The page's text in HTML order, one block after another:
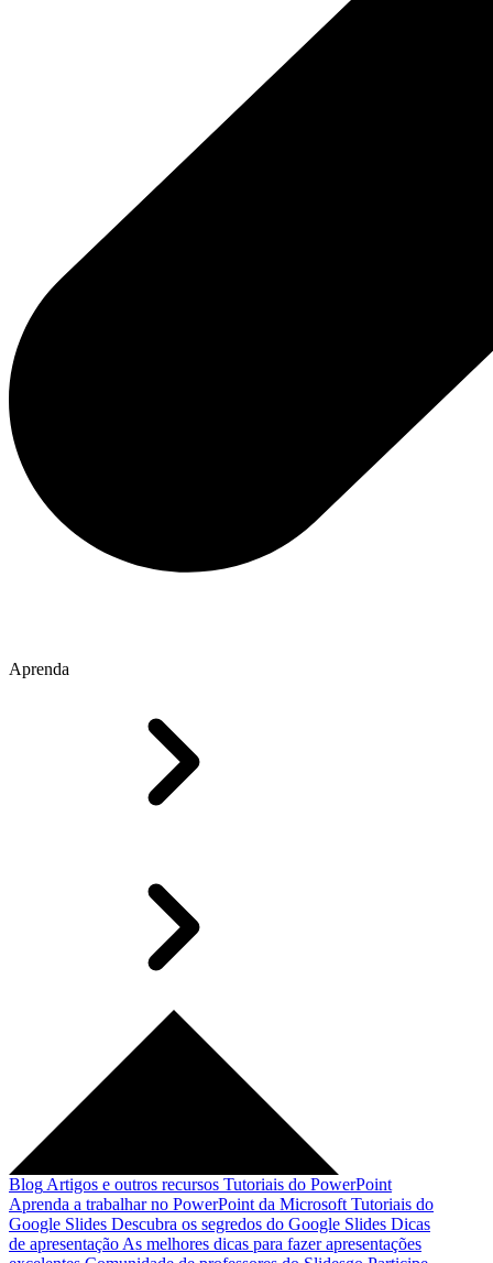
Aprenda
Blog Artigos e outros recursos Tutoriais do PowerPoint
Aprenda a trabalhar no PowerPoint da Microsoft Tutoriais do
Google Slides Descubra os segredos do Google Slides Dicas
de apresentação As melhores dicas para fazer apresentações